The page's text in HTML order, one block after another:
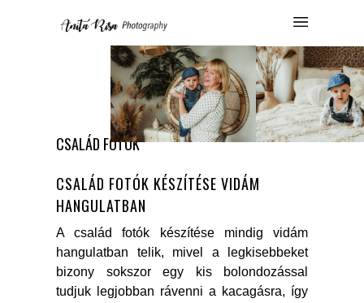
CSALÁD FOTÓK
CSALÁD FOTÓK KÉSZÍTÉSE VIDÁM
HANGULATBAN
A család fotók készítése mindig vidám
hangulatban telik, mivel a legkisebbeket
bizony sokszor egy kis bolondozással
tudjuk legjobban rávenni a kacagásra, így